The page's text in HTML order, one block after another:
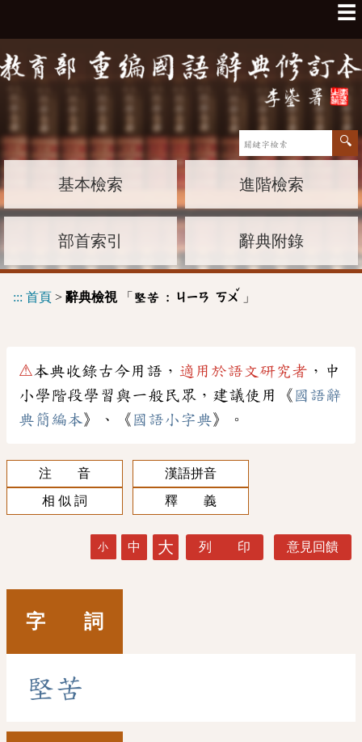
☰
基本檢索 進階檢索
部首索引 辭典附錄
::: 首頁 > 辭典檢視「 堅苦 : ㄐㄧㄢ ㄎㄨ
ˇ
」
⚠本典收錄古今用語， 適用於語文研究者 ，中
小學階段學習與一般民眾，建議使用《 國語辭
典簡編本》、《 國語小字典》。
注 音
漢語拼音
相 似 詞
釋 義
小 中 大 列 印 意見回饋
字 詞
堅苦